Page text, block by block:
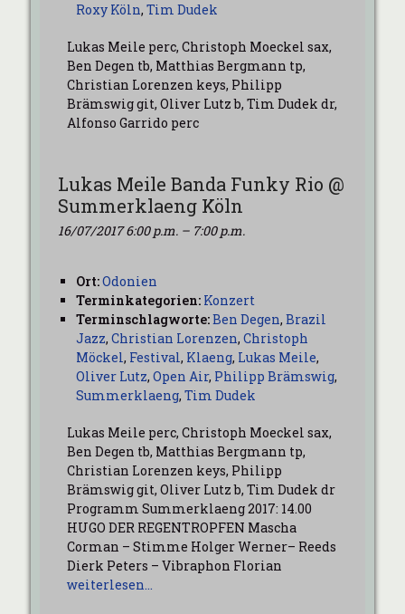
Roxy Köln, Tim Dudek
Lukas Meile perc, Christoph Moeckel sax,
Ben Degen tb, Matthias Bergmann tp,
Christian Lorenzen keys, Philipp
Brämswig git, Oliver Lutz b, Tim Dudek dr,
Alfonso Garrido perc
Lukas Meile Banda Funky Rio @
Summerklaeng Köln
16/07/2017 6:00 p.m. – 7:00 p.m.
Ort:Odonien
Terminkategorien: Konzert
Terminschlagworte:Ben Degen, Brazil
Jazz, Christian Lorenzen, Christoph
Möckel, Festival, Klaeng, Lukas Meile,
Oliver Lutz, Open Air, Philipp Brämswig,
Summerklaeng, Tim Dudek
Lukas Meile perc, Christoph Moeckel sax,
Ben Degen tb, Matthias Bergmann tp,
Christian Lorenzen keys, Philipp
Brämswig git, Oliver Lutz b, Tim Dudek dr
Programm Summerklaeng 2017: 14.00
HUGO DER REGENTROPFEN Mascha
Corman – Stimme Holger Werner– Reeds
Dierk Peters – Vibraphon Florian
weiterlesen…